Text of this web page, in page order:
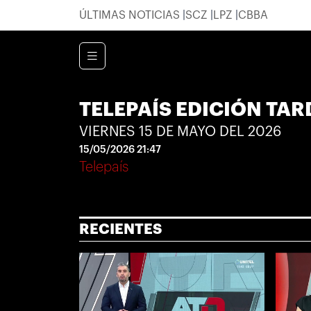
ÚLTIMAS NOTICIAS SCZ LPZ CBBA
TELEPAÍS EDICIÓN
VIERNES 15 DE MAYO DEL 2026
15/05/2026 21:47
Telepaís
RECIENTES